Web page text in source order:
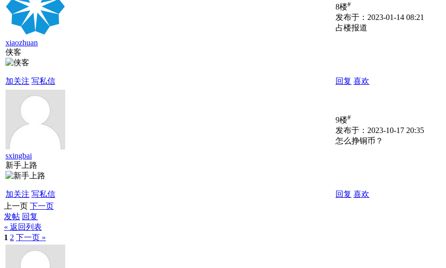
xiaozhuan
侠客
加关注 写私信
8楼#
发布于：2023-01-14 08:21
占楼报道
回复 喜欢
sxingbai
新手上路
加关注 写私信
9楼#
发布于：2023-10-17 20:35
怎么挣铜币？
回复 喜欢
上一页 下一页
发帖 回复
« 返回列表
1 2 下一页 »